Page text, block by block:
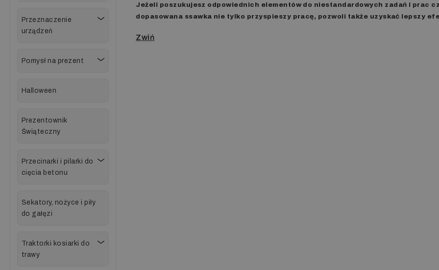
Przeznaczenie
urządzeń
Pomysł na prezent
Halloween
Prezentownik
Świąteczny
Przecinarki i pilarki do
cięcia betonu
Sekatory, nożyce i piły
do gałęzi
Traktorki kosiarki do
trawy
Jeżeli poszukujesz odpowiednich elementów do niestandardowych zadań i prac
dopasowana ssawka nie tylko przyspieszy pracę, pozwoli także uzyskać lepszy